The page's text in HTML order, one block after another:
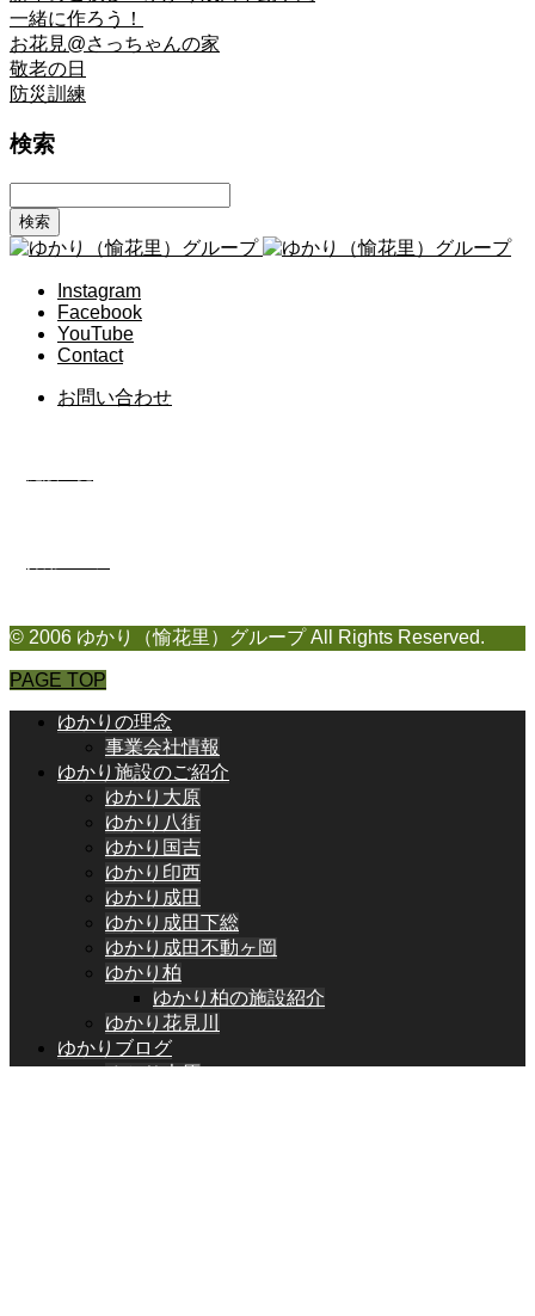
一緒に作ろう！
お花見@さっちゃんの家
敬老の日
防災訓練
検索
Instagram
Facebook
YouTube
Contact
お問い合わせ
© 2006 ゆかり（愉花里）グループ All Rights Reserved.
PAGE TOP
ゆかりの理念
事業会社情報
ゆかり施設のご紹介
ゆかり大原
ゆかり八街
ゆかり国吉
ゆかり印西
ゆかり成田
ゆかり成田下総
ゆかり成田不動ヶ岡
ゆかり柏
ゆかり柏の施設紹介
ゆかり花見川
ゆかりブログ
ゆかり大原